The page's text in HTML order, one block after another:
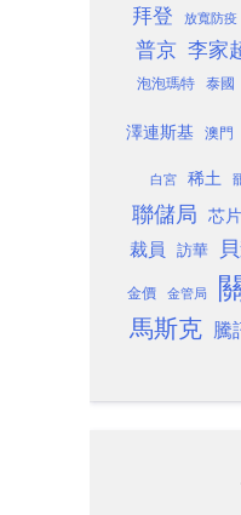
拜登 放寬防疫
普京 李家
泡泡瑪特 泰國
澤連斯基 澳門
白宮 稀土
聯儲局 芯片
裁員 訪華
金價 金管局
馬斯克 騰